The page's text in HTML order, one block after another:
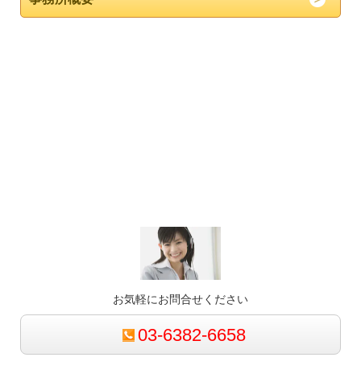
お気軽にお問合せください
03-6382-6658